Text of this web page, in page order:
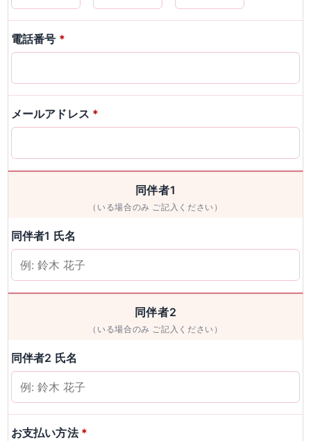
電話番号 *
メールアドレス *
同伴者1
（いる場合のみ ご記入ください）
同伴者1 氏名
同伴者2
（いる場合のみ ご記入ください）
同伴者2 氏名
お支払い方法 *
男性 女性